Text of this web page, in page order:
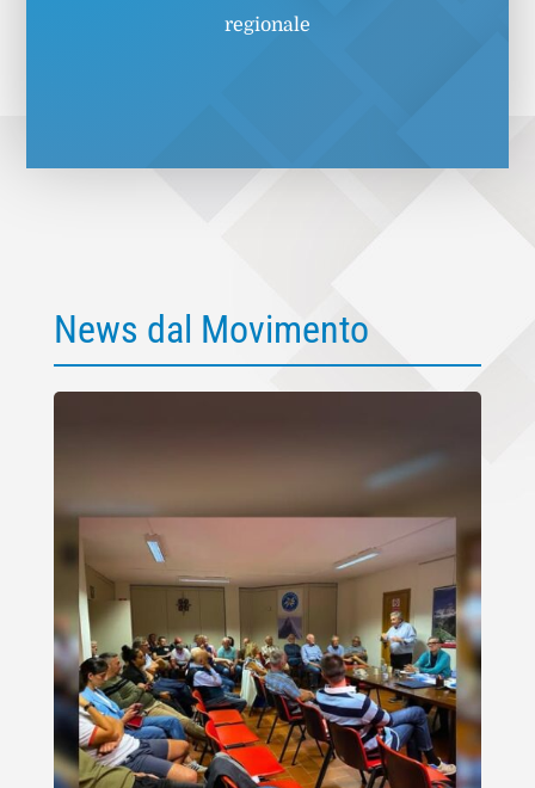
regionale
News dal Movimento